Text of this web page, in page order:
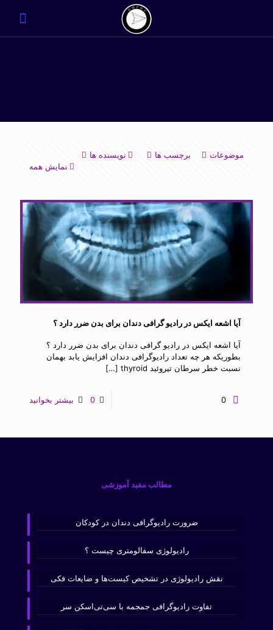
موضوعات برچسب ها
نویسنده ها
نمایش همه
آیا اشعه ایکس در رادیو گرافی دندان برای بدن ضرر دارد ؟
آیا اشعه ایکس در رادیو گرافی دندان برای بدن ضرر دارد ؟
بطوریکه هر چه تعداد رادیوگرافی دندان افزایش یابد بهمان
نسبت خطر سرطان تیروئید thyroid
[…]
0
0 بیشتر بخوانید
مطالب مفید آموزشی
ضرورت رادیوگرافی دندان در کودکان
رادیولوژی سفالومتری چیست ؟
نقش رادیولوژی در تشخیص کیست‌ها و ضایعات فکی
تفاوت رادیوگرافی جمجمه با سی‌تی‌اسکن سر